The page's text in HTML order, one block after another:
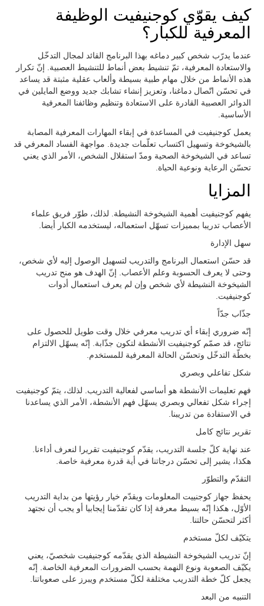
كيف يقوّي كوجنيفيت الوظيفة
المعرفية للكبار؟
عندما يدرّب شخص كبير دماغه بهذا البرنامج القائد لمجال التدخّل
والاستعادة المعرفية، تمّ تنشيط بعض أنماط للتنشيط العصبية. إنّ تكرار
هذه الأنماط من خلال مهام طبية بسيطة وألعاب عقلية مثبتة قد يساعد
في تحسّن اتّصال دماغنا، وتعزيز إنشاء تشابك جديد ووضع المايلين في
الدوائر العصبية القادرة على الاستعادة وتنظيم وظائفنا المعرفية
الأساسية.
يعمل كوجنيفيت في المساعدة في إبقاء المهارات المعرفية المصابة
بالشيخوخة وتسهيل اكتساب تعلّمات جديدة. مواجهة الفساد المعرفي قد
تساعد في الشيخوخة الصحية ومدّ استقلال الشخص، الأمر الذي يعني
تحسّن الرعاية ونوعية الحياة.
المزايا
يفهم كوجنيفيت أهمية الشيخوخة النشيطة. لذلك، طوّر فريق علماء
الأعصاب تدريبا بمميزات تسهّل استعماله، ليستخدمه الكبار أيضا.
سهل الإدارة
قد حسّن استعمال البرنامج والتدريب لتسهيل الوصول إليه لأي شخص،
وحتى لا يعرف الحسوبة وعلم الأعصاب. إنّ الهدف هو منح تدريب
الشيخوخة النشيطة لأي شخص وإن لم يعرف استعمال أدوات
كوجنيفيت.
جذّاب جدّاً
إنّه ضروري إبقاء أي تدريب معرفي خلال وقت طويل للحصول على
نتائج، قد صمّم كوجنيفيت الأنشطة لتكون جذّابة. إنّه يسهّل الالتزام
بخطّة التدخّل وتحسّن الحالة المعرفية للمستخدم.
شكل تفاعلي وبصري
فهم تعليمات الأنشطة هو أساسي لفعالية التدريب. لذلك، يتمّ كوجنيفيت
إجراء شكل تفعالي وبصري يسهّل فهم الأنشطة، الأمر الذي يساعدنا
في الاستفادة من تدريبنا.
تقرير نتائج كامل
عند نهاية كلّ جلسة التدريب، يقدّم كوجنيفيت تقريرا لنعرف أداءنا.
هكذا، يشير إلى تحسّن درجاتنا في أية قدرة معرفية خاصة.
التقدّم والتطوّر
يحفظ جهاز كوجنييت المعلومات ويقدّم خيار رؤيتها من بداية التدريب
الأوّل، هكذا إنّه بسيط معرفة إذا كان تقدّمنا إيجابيا أو يجب أن نجتهد
أكثر لتحسّن حالتنا.
يتكيّف لكلّ مستخدم
إنّ تدريب الشيخوخة النشيطة الذي يقدّمه كوجنيفيت شخصيّ، يعني
يكيّف الصعوبة ونوع النهمة بحسب الضرورات المعرفية الخاصة. إنّه
يجعل كلّ خطة التدريب مختلفة لكلّ مستخدم ويبرز على صعوباتنا.
التنبيه من البعد